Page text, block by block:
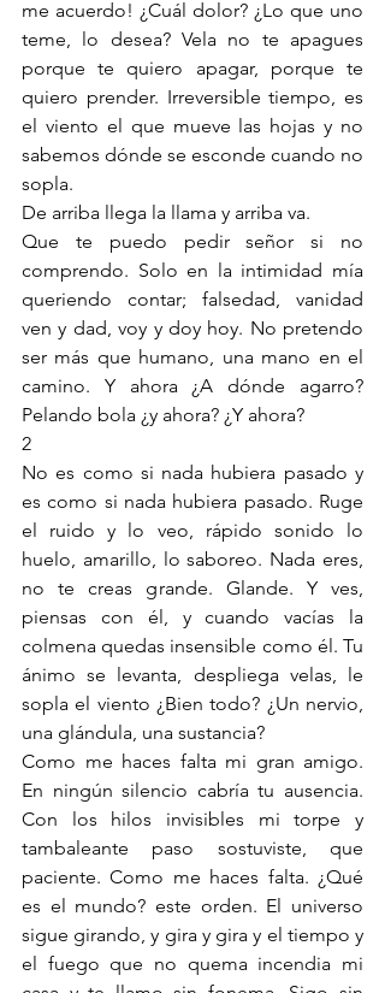
me acuerdo! ¿Cuál dolor? ¿Lo que uno
teme, lo desea? Vela no te apagues
porque te quiero apagar, porque te
quiero prender. Irreversible tiempo, es
el viento el que mueve las hojas y no
sabemos dónde se esconde cuando no
sopla.
De arriba llega la llama y arriba va.
Que te puedo pedir señor si no
comprendo. Solo en la intimidad mía
queriendo contar; falsedad, vanidad
ven y dad, voy y doy hoy. No pretendo
ser más que humano, una mano en el
camino. Y ahora ¿A dónde agarro?
Pelando bola ¿y ahora? ¿Y ahora?
2
No es como si nada hubiera pasado y
es como si nada hubiera pasado. Ruge
el ruido y lo veo, rápido sonido lo
huelo, amarillo, lo saboreo. Nada eres,
no te creas grande. Glande. Y ves,
piensas con él, y cuando vacías la
colmena quedas insensible como él. Tu
ánimo se levanta, despliega velas, le
sopla el viento ¿Bien todo? ¿Un nervio,
una glándula, una sustancia?
Como me haces falta mi gran amigo.
En ningún silencio cabría tu ausencia.
Con los hilos invisibles mi torpe y
tambaleante paso sostuviste, que
paciente. Como me haces falta. ¿Qué
es el mundo? este orden. El universo
sigue girando, y gira y gira y el tiempo y
el fuego que no quema incendia mi